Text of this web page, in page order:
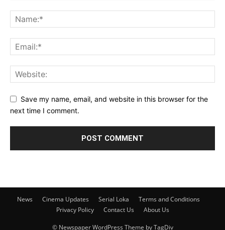
Save my name, email, and website in this browser for the
next time I comment.
News Cinema Updates Serial Loka
Terms and Conditions
Privacy Policy
Contact Us About Us
© Newspaper WordPress Theme by TagDiv